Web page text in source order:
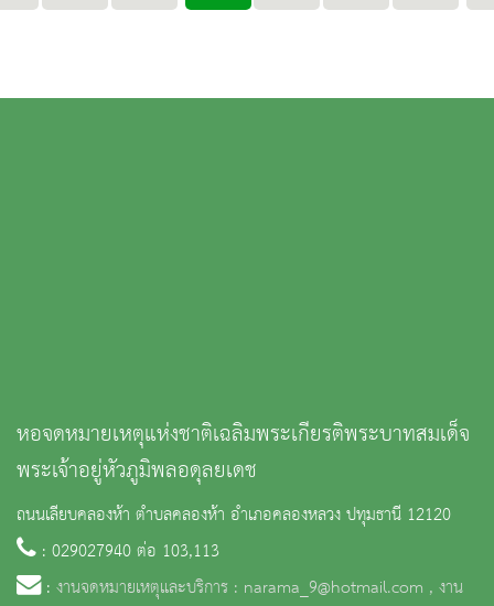
หอจดหมายเหตุแห่งชาติเฉลิมพระเกียรติพระบาทสมเด็จ
พระเจ้าอยู่หัวภูมิพลอดุลยเดช
ถนนเลียบคลองห้า ตำบลคลองห้า อำเภอคลองหลวง ปทุมธานี 12120
: 029027940 ต่อ 103,113
: งานจดหมายเหตุและบริการ : narama_9@hotmail.com , งาน